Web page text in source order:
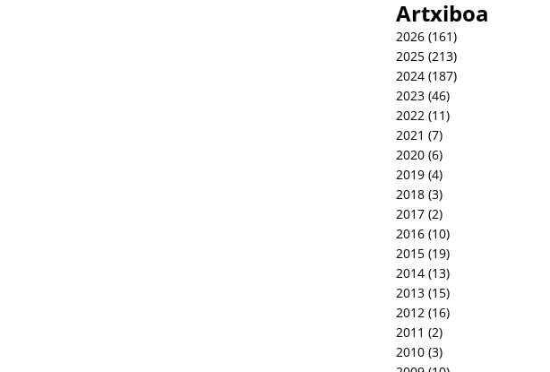
Artxiboa
2026(161)
2025(213)
2024(187)
2023(46)
2022 (11)
2021 (7)
2020(6)
2019(4)
2018(3)
2017(2)
2016(10)
2015(19)
2014(13)
2013(15)
2012 (16)
2011 (2)
2010(3)